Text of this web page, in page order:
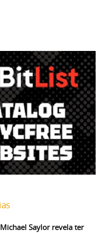
Michael Saylor revela ter